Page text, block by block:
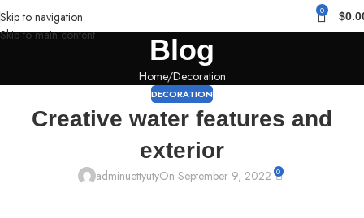
Skip to navigation
Skip to main content
0 $
Blog
Home Decoration
DECORATION
Creative water features and
exterior
adminuettyutyOn September 9, 2022 0